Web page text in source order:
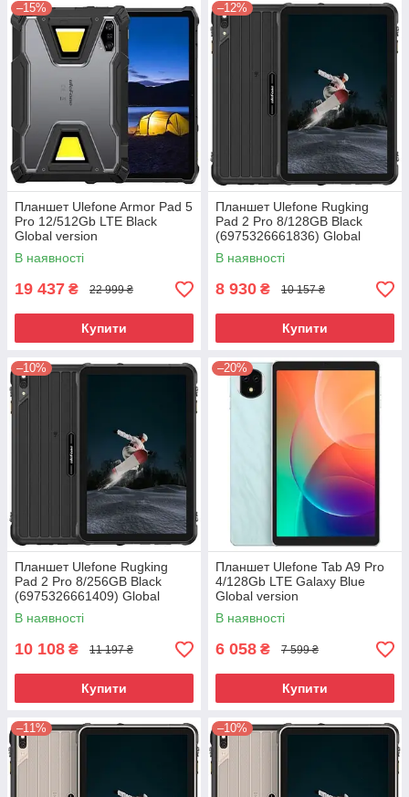
–15%
Планшет Ulefone Armor Pad 5
Pro 12/512Gb LTE Black
Global version
В наявності
19 437 ₴ 22 999 ₴
Купити
–12%
Планшет Ulefone Rugking
Pad 2 Pro 8/128GB Black
(6975326661836) Global
version
В наявності
8 930 ₴ 10 157 ₴
Купити
–10%
Планшет Ulefone Rugking
Pad 2 Pro 8/256GB Black
(6975326661409) Global
version
В наявності
10 108 ₴ 11 197 ₴
Купити
–20%
Планшет Ulefone Tab A9 Pro
4/128Gb LTE Galaxy Blue
Global version
В наявності
6 058 ₴ 7 599 ₴
Купити
–11% –10%